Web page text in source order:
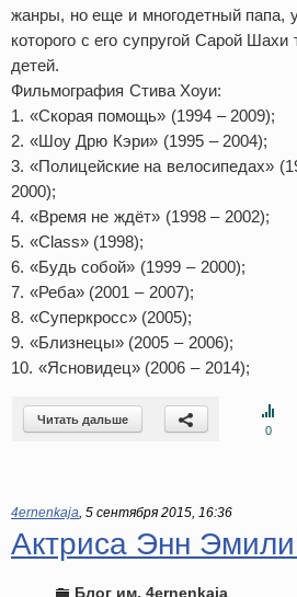
жанры, но еще и многодетный папа,
которого с его супругой Сарой Шахи
детей.
Фильмография Стива Хоуи:
1. «Скорая помощь» (1994 – 2009);
2. «Шоу Дрю Кэри» (1995 – 2004);
3. «Полицейские на велосипедах»
2000);
4. «Время не ждёт» (1998 – 2002);
5. «Class» (1998);
6. «Будь собой» (1999 – 2000);
7. «Реба» (2001 – 2007);
8. «Суперкросс» (2005);
9. «Близнецы» (2005 – 2006);
10. «Ясновидец» (2006 – 2014);
Читать дальше
0
4ernenkaja, 5 сентября 2015, 16:36
Актриса Энн
Блог им. 4ernenkaja